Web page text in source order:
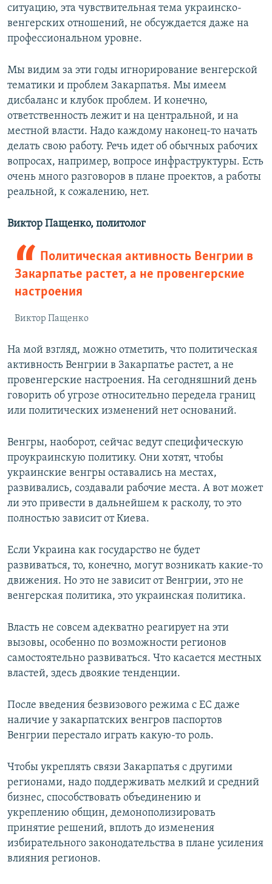
ситуацию, эта чувствительная тема украинско-
венгерских отношений, не обсуждается даже на
профессиональном уровне.
Мы видим за эти годы игнорирование венгерской
тематики и проблем Закарпатья. Мы имеем
дисбаланс и клубок проблем. И конечно,
ответственность лежит и на центральной, и на
местной власти. Надо каждому наконец-то начать
делать свою работу. Речь идет об обычных рабочих
вопросах, например, вопросе инфраструктуры. Есть
очень много разговоров в плане проектов, а работы
реальной, к сожалению, нет.
Виктор Пащенко, политолог
Политическая активность Венгрии в
Закарпатье растет, а не провенгерские
настроения
Виктор Пащенко
На мой взгляд, можно отметить, что политическая
активность Венгрии в Закарпатье растет, а не
провенгерские настроения. На сегодняшний день
говорить об угрозе относительно передела границ
или политических изменений нет оснований.
Венгры, наоборот, сейчас ведут специфическую
проукраинскую политику. Они хотят, чтобы
украинские венгры оставались на местах,
развивались, создавали рабочие места. А вот может
ли это привести в дальнейшем к расколу, то это
полностью зависит от Киева.
Если Украина как государство не будет
развиваться, то, конечно, могут возникать какие-то
движения. Но это не зависит от Венгрии, это не
венгерская политика, это украинская политика.
Власть не совсем адекватно реагирует на эти
вызовы, особенно по возможности регионов
самостоятельно развиваться. Что касается местных
властей, здесь двоякие тенденции.
После введения безвизового режима с ЕС даже
наличие у закарпатских венгров паспортов
Венгрии перестало играть какую-то роль.
Чтобы укреплять связи Закарпатья с другими
регионами, надо поддерживать мелкий и средний
бизнес, способствовать объединению и
укреплению общин, демонополизировать
принятие решений, вплоть до изменения
избирательного законодательства в плане усиления
влияния регионов.